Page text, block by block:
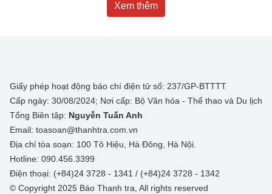
Xem thêm
Giấy phép hoạt động báo chí điện tử số: 237/GP-BTTTT
Cấp ngày: 30/08/2024; Nơi cấp: Bộ Văn hóa - Thể thao và Du lịch
Tổng Biên tập: Nguyễn Tuấn Anh
Email: toasoan@thanhtra.com.vn
Địa chỉ tòa soạn: 100 Tô Hiệu, Hà Đông, Hà Nội.
Hotline: 090.456.3399
Điện thoại: (+84)24 3728 - 1341 / (+84)24 3728 - 1342
© Copyright 2025 Báo Thanh tra, All rights reserved